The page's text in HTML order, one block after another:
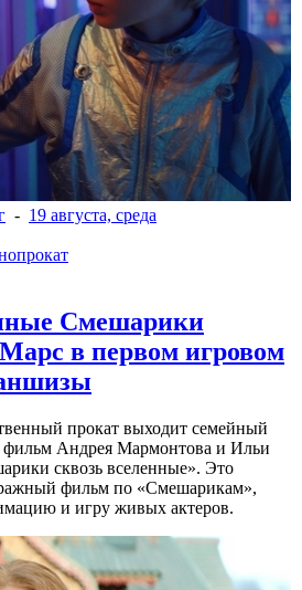
- 19 августа, среда
Смешарики
в первом игровом
прокат выходит семейный
фильм Андрея Мармонтова и Ильи
сквозь вселенные». Это
фильм по «Смешарикам»,
и игру живых актеров.